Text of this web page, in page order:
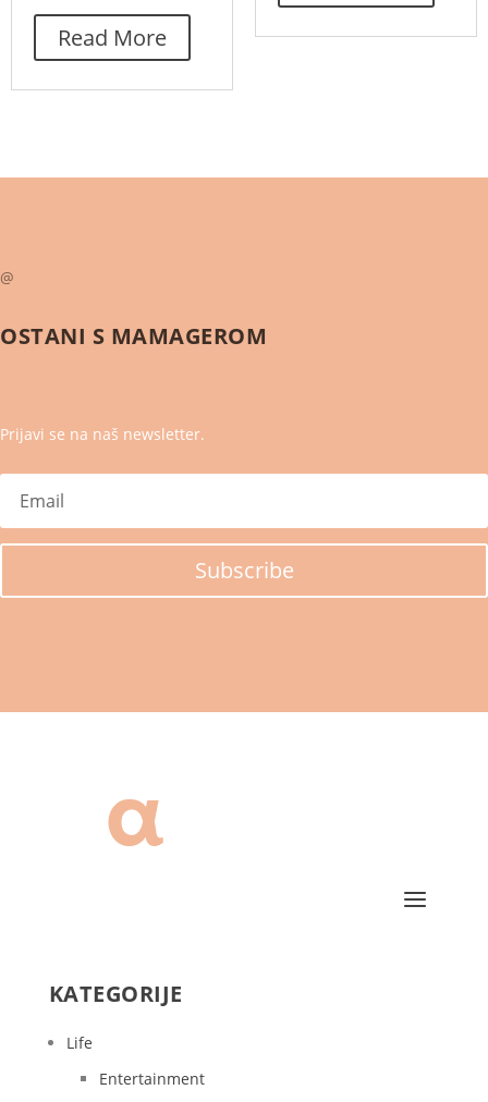
Read More
@
OSTANI S MAMAGEROM
Prijavi se na naš newsletter.
Subscribe
KATEGORIJE
Life
Entertainment